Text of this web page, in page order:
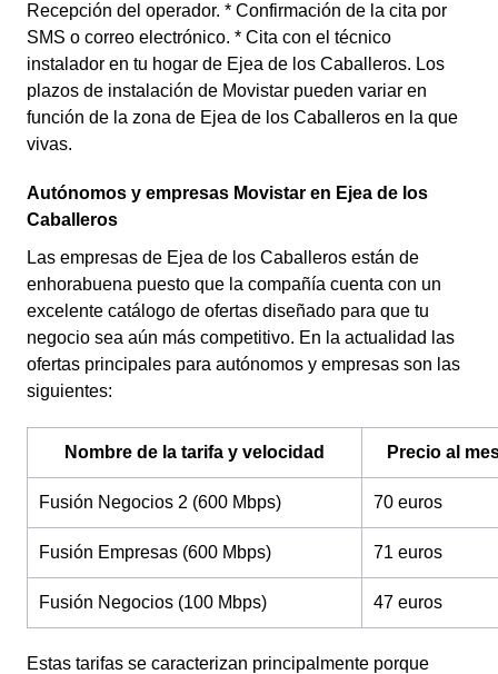
Recepción del operador. * Confirmación de la cita por
SMS o correo electrónico. * Cita con el técnico
instalador en tu hogar de Ejea de los Caballeros. Los
plazos de instalación de Movistar pueden variar en
función de la zona de Ejea de los Caballeros en la que
vivas.
Autónomos y empresas Movistar en Ejea de los
Caballeros
Las empresas de Ejea de los Caballeros están de
enhorabuena puesto que la compañía cuenta con un
excelente catálogo de ofertas diseñado para que tu
negocio sea aún más competitivo. En la actualidad las
ofertas principales para autónomos y empresas son las
siguientes:
Nombre de la tarifa y velocidad Precio al
Fusión Negocios 2 (600 Mbps) 70 euros
Fusión Empresas (600 Mbps) 71 euros
Fusión Negocios (100 Mbps) 47 euros
Estas tarifas se caracterizan principalmente porque